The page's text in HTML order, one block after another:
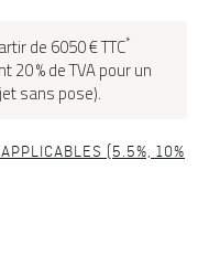
de 6050 € TTC*
20 % de TVA pour un
sans pose).
(5.5%, 10%